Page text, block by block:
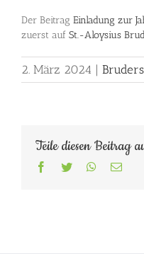
Der Beitrag Einladung zur
zuerst auf St.-Aloysius
2. März 2024 |
Teile diesen Beitrag
Facebook
Twitter WhatsApp
E-